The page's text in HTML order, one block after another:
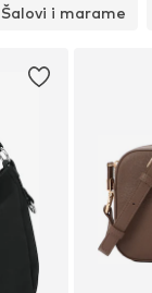
Šalovi i marame